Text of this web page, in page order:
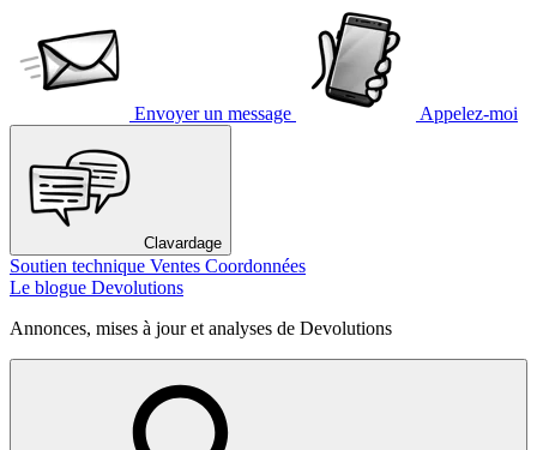
Envoyer un message Appelez-moi
Clavardage
Soutien technique Ventes Coordonnées
Le blogue Devolutions
Annonces, mises à jour et analyses de Devolutions